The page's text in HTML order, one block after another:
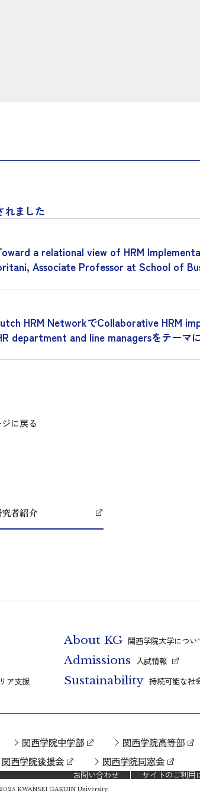
れました
a relational view of HRM
Associate Professor at School of
HRM NetworkでCollaborative HRM
and line managersをテーマ
に戻る
者紹介
About KG 関西学院大学につい
Admissions 入試情報
ア支援 Sustainability 持続可能な社
関西学院中学部 関西学院高等部
関西学院後援会 関西学院同窓会
お問い合わせ サイトのご利用
KWANSEI GAKUIN University.